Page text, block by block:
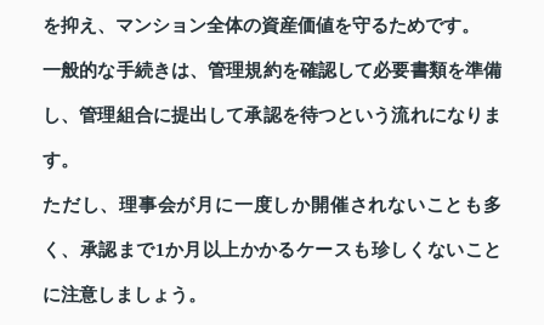
を抑え、マンション全体の資産価値を守るためです。
一般的な手続きは、管理規約を確認して必要書類を準備
し、管理組合に提出して承認を待つという流れになりま
す。
ただし、理事会が月に一度しか開催されないことも多
く、承認まで1か月以上かかるケースも珍しくないこと
に注意しましょう。